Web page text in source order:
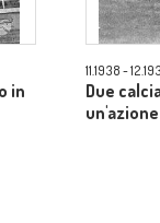
in
11.1938 -
Due